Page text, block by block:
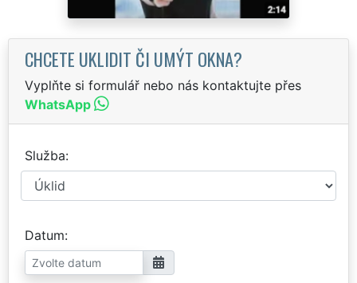
CHCETE UKLIDIT ČI UMÝT OKNA?
Vyplňte si formulář nebo nás kontaktujte přes
WhatsApp
Služba
Datum